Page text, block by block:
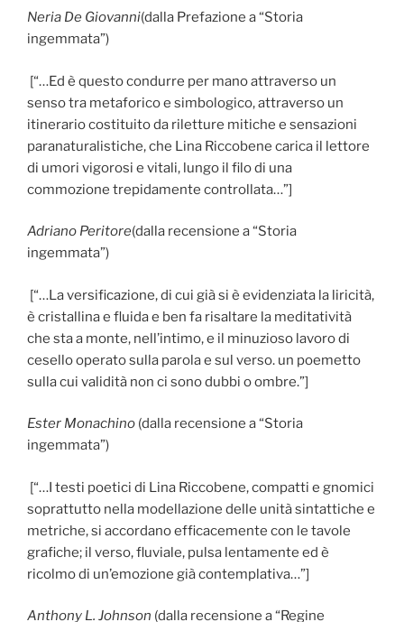
Neria De Giovanni(dalla Prefazione a “Storia
ingemmata”)
[“…Ed è questo condurre per mano attraverso un
senso tra metaforico e simbologico, attraverso un
itinerario costituito da riletture mitiche e sensazioni
paranaturalistiche, che Lina Riccobene carica il lettore
di umori vigorosi e vitali, lungo il filo di una
commozione trepidamente controllata…”]
Adriano Peritore(dalla recensione a “Storia
ingemmata”)
[“…La versificazione, di cui già si è evidenziata la liricità,
è cristallina e fluida e ben fa risaltare la meditatività
che sta a monte, nell’intimo, e il minuzioso lavoro di
cesello operato sulla parola e sul verso. un poemetto
sulla cui validità non ci sono dubbi o ombre.”]
Ester Monachino (dalla recensione a “Storia
ingemmata”)
[“…I testi poetici di Lina Riccobene, compatti e gnomici
soprattutto nella modellazione delle unità sintattiche e
metriche, si accordano efficacemente con le tavole
grafiche; il verso, fluviale, pulsa lentamente ed è
ricolmo di un’emozione già contemplativa…”]
Anthony L. Johnson (dalla recensione a “Regine